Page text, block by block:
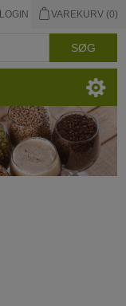
LOGIN VAREKURV (0)